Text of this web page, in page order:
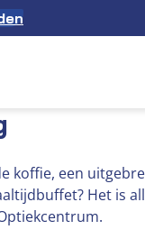
koffie, een
Het is